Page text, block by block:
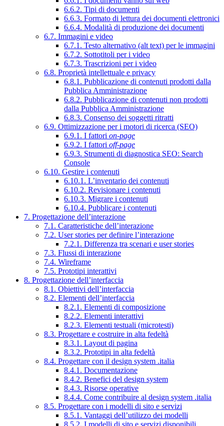
6.6.2. Tipi di documenti
6.6.3. Formato di lettura dei documenti elettronici
6.6.4. Modalità di produzione dei documenti
6.7. Immagini e video
6.7.1. Testo alternativo (alt text) per le immagini
6.7.2. Sottotitoli per i video
6.7.3. Trascrizioni per i video
6.8. Proprietà intellettuale e privacy
6.8.1. Pubblicazione di contenuti prodotti dalla
Pubblica Amministrazione
6.8.2. Pubblicazione di contenuti non prodotti
dalla Pubblica Amministrazione
6.8.3. Consenso dei soggetti ritratti
6.9. Ottimizzazione per i motori di ricerca (SEO)
6.9.1. I fattori on-page
6.9.2. I fattori off-page
6.9.3. Strumenti di diagnostica SEO: Search
Console
6.10. Gestire i contenuti
6.10.1. L’inventario dei contenuti
6.10.2. Revisionare i contenuti
6.10.3. Migrare i contenuti
6.10.4. Pubblicare i contenuti
7. Progettazione dell’interazione
7.1. Caratteristiche dell’interazione
7.2. User stories per definire l’interazione
7.2.1. Differenza tra scenari e user stories
7.3. Flussi di interazione
7.4. Wireframe
7.5. Prototipi interattivi
8. Progettazione dell’interfaccia
8.1. Obiettivi dell’interfaccia
8.2. Elementi dell’interfaccia
8.2.1. Elementi di composizione
8.2.2. Elementi interattivi
8.2.3. Elementi testuali (microtesti)
8.3. Progettare e costruire in alta fedeltà
8.3.1. Layout di pagina
8.3.2. Prototipi in alta fedeltà
8.4. Progettare con il design system .italia
8.4.1. Documentazione
8.4.2. Benefici del design system
8.4.3. Risorse operative
8.4.4. Come contribuire al design system .italia
8.5. Progettare con i modelli di sito e servizi
8.5.1. Vantaggi dell’utilizzo dei modelli
8.5.2. I modelli di sito e servizi disponibili